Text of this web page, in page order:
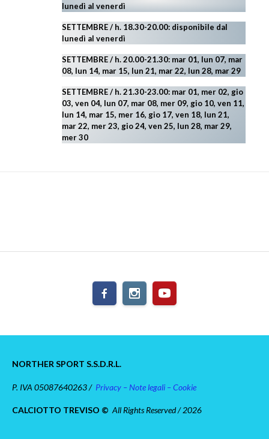
lunedì al venerdì
SETTEMBRE / h. 18.30-20.00: disponibile dal
lunedì al venerdì
SETTEMBRE / h. 20.00-21.30: mar 01, lun 07, mar
08, lun 14, mar 15, lun 21, mar 22, lun 28, mar 29
SETTEMBRE / h. 21.30-23.00: mar 01, mer 02, gio
03, ven 04, lun 07, mar 08, mer 09, gio 10, ven 11,
lun 14, mar 15, mer 16, gio 17, ven 18, lun 21,
mar 22, mer 23, gio 24, ven 25, lun 28, mar 29,
mer 30
NORTHER SPORT S.S.D.R.L.
P. IVA 05087640263 / Privacy – Note legali – Cookie
CALCIOTTO TREVISO © All Rights Reserved / 2026